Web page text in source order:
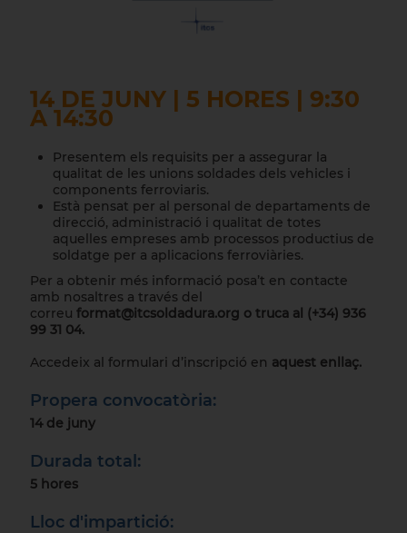
14 DE JUNY | 5 HORES | 9:30
A 14:30
Presentem els requisits per a assegurar la
qualitat de les unions soldades dels vehicles i
components ferroviaris.
Està pensat per al personal de departaments de
direcció, administració i qualitat de totes
aquelles empreses amb processos productius de
soldatge per a aplicacions ferroviàries.
Per a obtenir més informació posa’t en contacte
amb nosaltres a través del
correu format@itcsoldadura.org o truca al (+34) 936
99 31 04.
Accedeix al formulari d’inscripció en aquest enllaç.
Propera convocatòria:
14 de juny
Durada total:
5 hores
Lloc d'impartició: